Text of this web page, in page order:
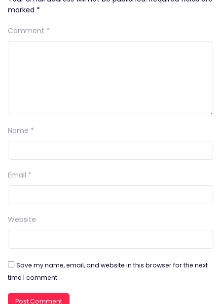
marked *
Comment *
Name *
Email *
Website
Save my name, email, and website in this browser for the next
time I comment.